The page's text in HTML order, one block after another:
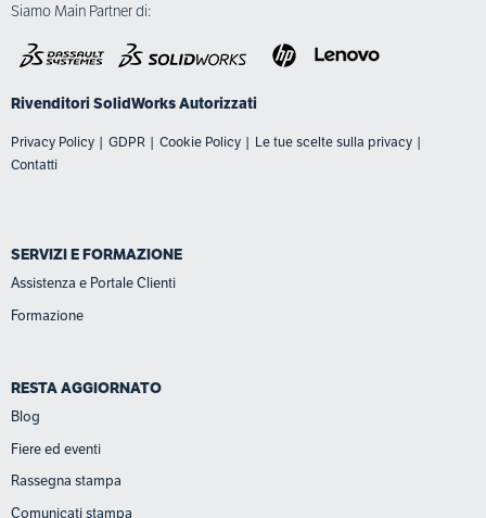
Siamo Main Partner di:
Rivenditori SolidWorksAutorizzati
Privacy Policy | GDPR | Cookie Policy | Le tue scelte sulla privacy |
Contatti
SERVIZI E FORMAZIONE
Assistenza e Portale Clienti
Formazione
RESTA AGGIORNATO
Blog
Fiere ed eventi
Rassegna stampa
Comunicati stampa